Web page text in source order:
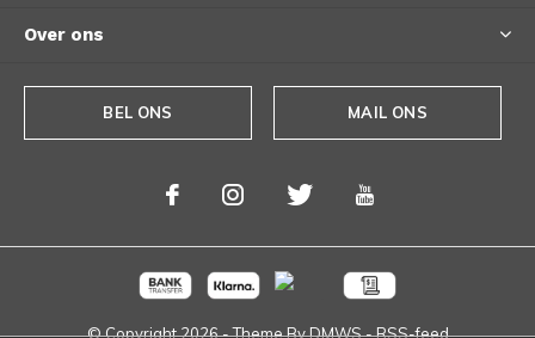
Over ons
BEL ONS MAIL ONS
© Copyright2026- Theme ByDMWS-RSS-feed